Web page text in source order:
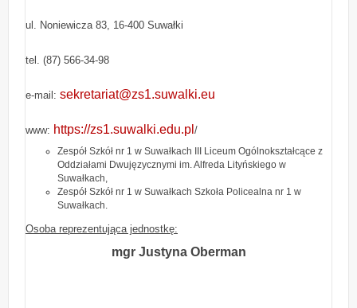
ul. Noniewicza 83, 16-400 Suwałki
tel. (87) 566-34-98
e-mail: sekretariat@zs1.suwalki.eu
www: https://zs1.suwalki.edu.pl /
Zespół Szkół nr 1 w Suwałkach III Liceum Ogólnokształcące z
Oddziałami Dwujęzycznymi im. Alfreda Lityńskiego w
Suwałkach,
Zespół Szkół nr 1 w Suwałkach Szkoła Policealna nr 1 w
Suwałkach.
Osoba reprezentująca jednostkę:
mgr Justyna Oberman